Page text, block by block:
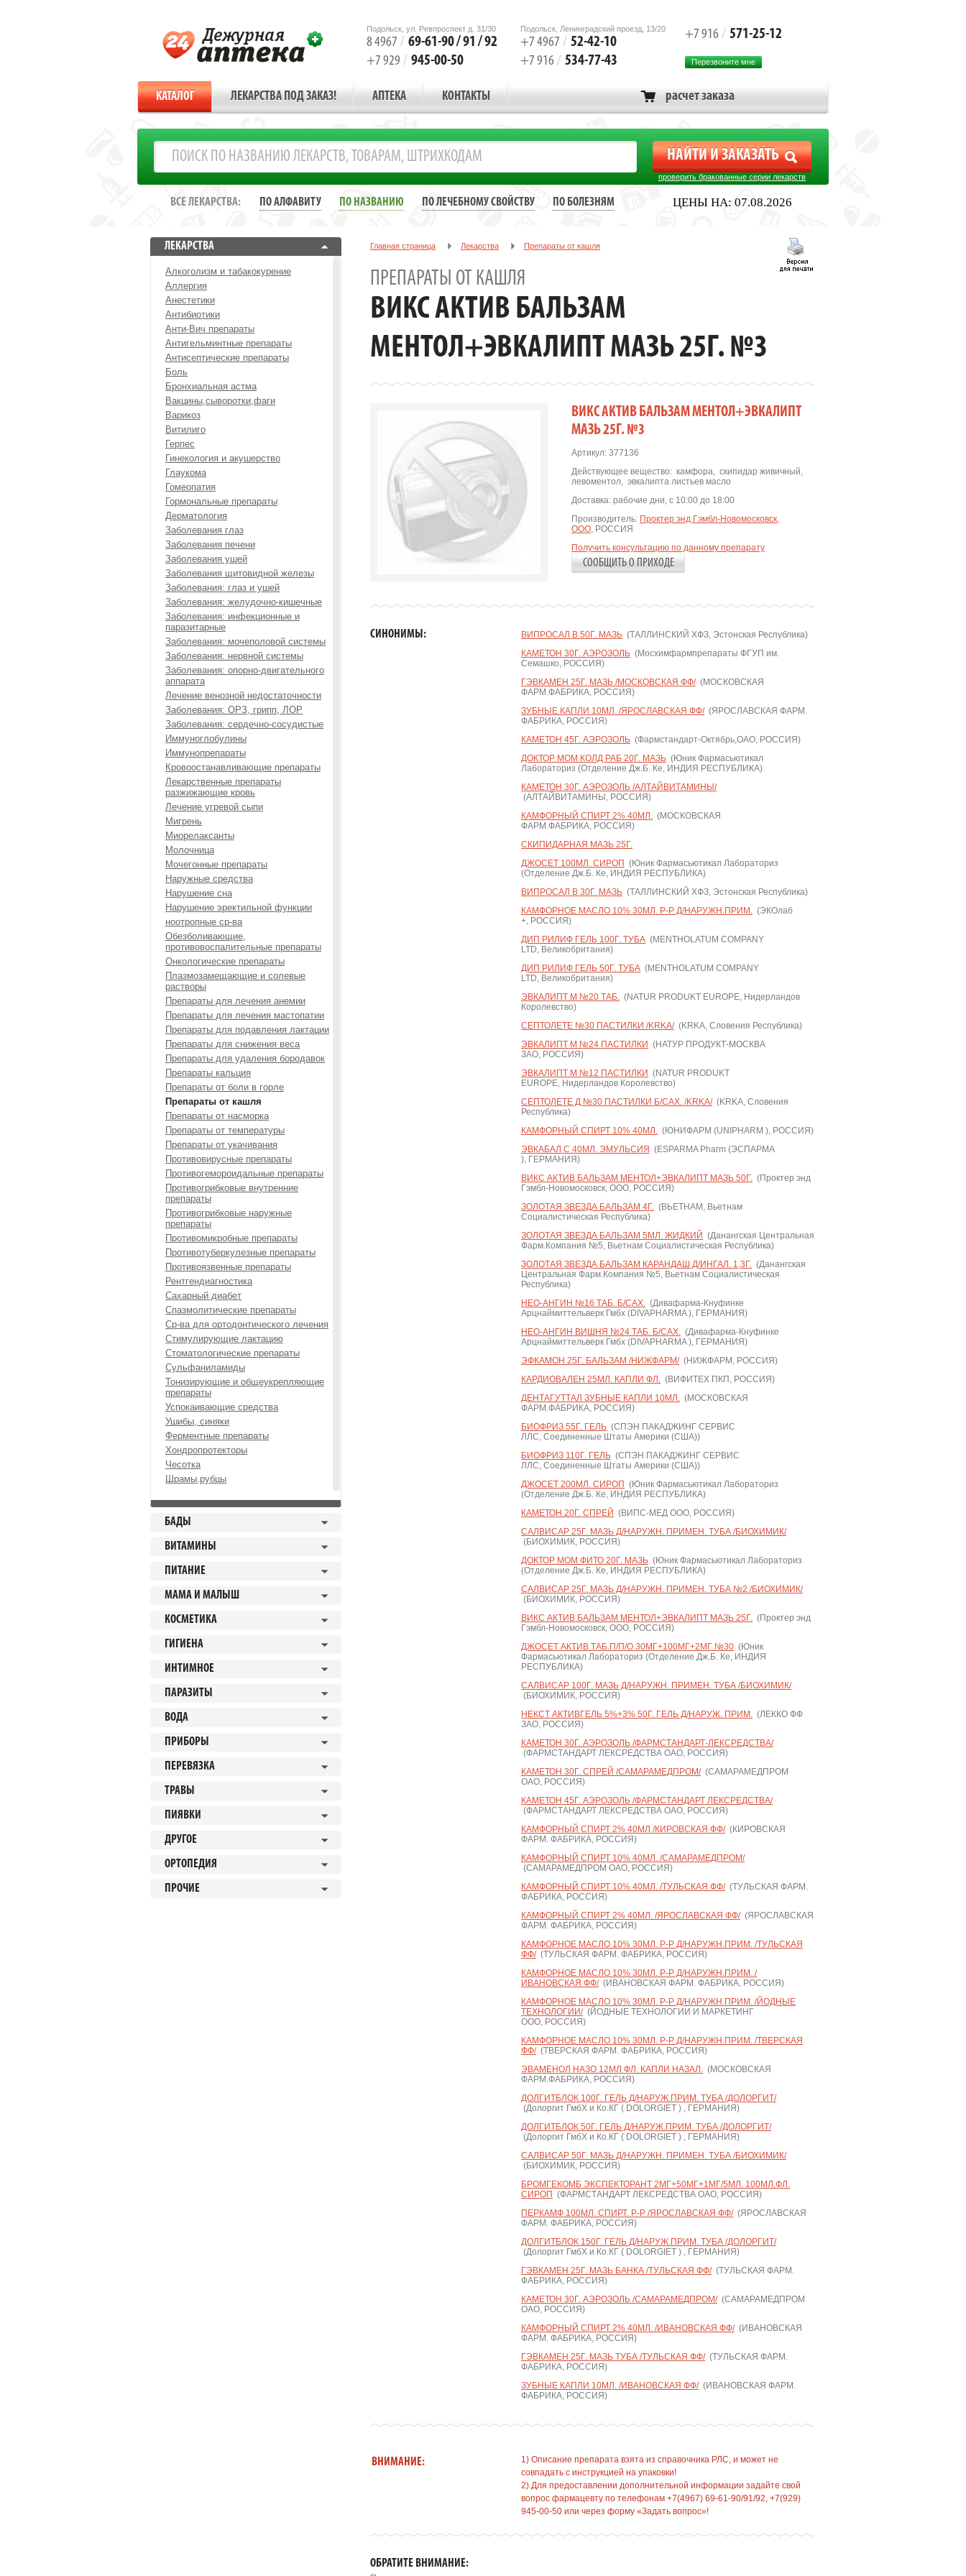
Подольск, ул. Ревпроспект д. 31/30
8 4967 / 69-61-90 / 91 / 92
+7 929 / 945-00-50
Подольск, Ленинградский проезд, 13/20
+7 4967 / 52-42-10
+7 916 / 534-77-43
+7 916 / 571-25-12
Перезвоните мне
КАТАЛОГ ЛЕКАРСТВА ПОД ЗАКАЗ! АПТЕКА КОНТАКТЫ расчет заказа
проверить бракованные серии лекарств
ЦЕНЫ НА: 07.08.2026
ВСЕ ЛЕКАРСТВА: ПО АЛФАВИТУ ПО НАЗВАНИЮ ПО ЛЕЧЕБНОМУ СВОЙСТВУ ПО БОЛЕЗНЯМ
ЛЕКАРСТВА
Алкоголизм и табакокурение
Аллергия
Анестетики
Антибиотики
Анти-Вич препараты
Антигельминтные препараты
Антисептические препараты
Боль
Бронхиальная астма
Вакцины,сыворотки,фаги
Варикоз
Витилиго
Герпес
Гинекология и акушерство
Глаукома
Гомеопатия
Гормональные препараты
Дерматология
Заболевания глаз
Заболевания печени
Заболевания ушей
Заболевания щитовидной железы
Заболевания: глаз и ушей
Заболевания: желудочно-кишечные
Заболевания: инфекционные и
паразитарные
Заболевания: мочеполовой системы
Заболевания: нервной системы
Заболевания: опорно-двигательного
аппарата
Лечение венозной недостаточности
Заболевания: ОРЗ, грипп, ЛОР
Заболевания: сердечно-сосудистые
Иммуноглобулины
Иммунопрепараты
Кровоостанавливающие препараты
Лекарственные препараты
разжижающие кровь
Лечение угревой сыпи
Мигрень
Миорелаксанты
Молочница
Мочегонные препараты
Наружные средства
Нарушение сна
Нарушение эректильной функции
ноотропные ср-ва
Обезболивающие,
противовоспалительные препараты
Онкологические препараты
Плазмозамещающие и солевые
растворы
Препараты для лечения анемии
Препараты для лечения мастопатии
Препараты для подавления лактации
Препараты для снижения веса
Препараты для удаления бородавок
Препараты кальция
Препараты от боли в горле
Препараты от кашля
Препараты от насморка
Препараты от температуры
Препараты от укачивания
Противовирусные препараты
Противогемороидальные препараты
Противогрибковые внутренние
препараты
Противогрибковые наружные
препараты
Противомикробные препараты
Противотуберкулезные препараты
Противоязвенные препараты
Рентгендиагностика
Сахарный диабет
Спазмолитические препараты
Ср-ва для ортодонтического лечения
Стимулирующие лактацию
Стоматологические препараты
Сульфаниламиды
Тонизирующие и общеукрепляющие
препараты
Успокаивающие средства
Ушибы, синяки
Ферментные препараты
Хондропротекторы
Чесотка
Шрамы,рубцы
БАДЫ
ВИТАМИНЫ
ПИТАНИЕ
МАМА И МАЛЫШ
КОСМЕТИКА
ГИГИЕНА
ИНТИМНОЕ
ПАРАЗИТЫ
ВОДА
ПРИБОРЫ
ПЕРЕВЯЗКА
ТРАВЫ
ПИЯВКИ
ДРУГОЕ
ОРТОПЕДИЯ
ПРОЧИЕ
Главная страница Лекарства Препараты от кашля
ПРЕПАРАТЫ ОТ КАШЛЯ
ВИКС АКТИВ БАЛЬЗАМ
МЕНТОЛ+ЭВКАЛИПТ МАЗЬ 25Г. №3
ВИКС АКТИВ БАЛЬЗАМ МЕНТОЛ+ЭВКАЛИПТ
МАЗЬ 25Г. №3
Артикул: 377136
Действующее вещество: камфора, скипидар живичный,
левоментол, эвкалипта листьев масло
Доставка: рабочие дни, с 10:00 до 18:00
Производитель: Проктер энд Гэмбл-Новомосковск,
ООО, РОССИЯ
Получить консультацию по данному препарату
СООБЩИТЬ О ПРИХОДЕ
СИНОНИМЫ: ВИПРОСАЛ В 50Г. МАЗЬ (ТАЛЛИНСКИЙ ХФЗ, Эстонская Республика)
КАМЕТОН 30Г. АЭРОЗОЛЬ (Мосхимфармпрепараты ФГУП им.
Семашко, РОССИЯ)
ГЭВКАМЕН 25Г. МАЗЬ /МОСКОВСКАЯ ФФ/(МОСКОВСКАЯ
ФАРМ.ФАБРИКА, РОССИЯ)
ЗУБНЫЕ КАПЛИ 10МЛ. /ЯРОСЛАВСКАЯ ФФ/(ЯРОСЛАВСКАЯ ФАРМ.
ФАБРИКА, РОССИЯ)
КАМЕТОН 45Г. АЭРОЗОЛЬ (Фармстандарт-Октябрь,ОАО, РОССИЯ)
ДОКТОР МОМ КОЛД РАБ 20Г. МАЗЬ (Юник Фармасьютикал
Лабораториз (Отделение Дж.Б. Ке, ИНДИЯ РЕСПУБЛИКА)
КАМЕТОН 30Г. АЭРОЗОЛЬ /АЛТАЙВИТАМИНЫ/
(АЛТАЙВИТАМИНЫ, РОССИЯ)
КАМФОРНЫЙ СПИРТ 2% 40МЛ. (МОСКОВСКАЯ
ФАРМ.ФАБРИКА, РОССИЯ)
СКИПИДАРНАЯ МАЗЬ 25Г.
ДЖОСЕТ 100МЛ. СИРОП (Юник Фармасьютикал Лабораториз
(Отделение Дж.Б. Ке, ИНДИЯ РЕСПУБЛИКА)
ВИПРОСАЛ В 30Г. МАЗЬ (ТАЛЛИНСКИЙ ХФЗ, Эстонская Республика)
КАМФОРНОЕ МАСЛО 10% 30МЛ. Р-Р Д/НАРУЖН.ПРИМ. (ЭКОлаб
+, РОССИЯ)
ДИП РИЛИФ ГЕЛЬ 100Г. ТУБА (MENTHOLATUM COMPANY
LTD, Великобритания)
ДИП РИЛИФ ГЕЛЬ 50Г. ТУБА (MENTHOLATUM COMPANY
LTD, Великобритания)
ЭВКАЛИПТ М №20 ТАБ. (NATUR PRODUKT EUROPE, Нидерландов
Королевство)
СЕПТОЛЕТЕ №30 ПАСТИЛКИ /KRKA/(KRKA, Словения Республика)
ЭВКАЛИПТ М №24 ПАСТИЛКИ (НАТУР ПРОДУКТ-МОСКВА
ЗАО, РОССИЯ)
ЭВКАЛИПТ М №12 ПАСТИЛКИ (NATUR PRODUKT
EUROPE, Нидерландов Королевство)
СЕПТОЛЕТЕ Д №30 ПАСТИЛКИ Б/САХ. /KRKA/(KRKA, Словения
Республика)
КАМФОРНЫЙ СПИРТ 10% 40МЛ. (ЮНИФАРМ (UNIPHARM ), РОССИЯ)
ЭВКАБАЛ С 40МЛ. ЭМУЛЬСИЯ (ESPARMA Pharm (ЭСПАРМА
), ГЕРМАНИЯ)
ВИКС АКТИВ БАЛЬЗАМ МЕНТОЛ+ЭВКАЛИПТ МАЗЬ 50Г. (Проктер энд
Гэмбл-Новомосковск, ООО, РОССИЯ)
ЗОЛОТАЯ ЗВЕЗДА БАЛЬЗАМ 4Г. (ВЬЕТНАМ, Вьетнам
Социалистическая Республика)
ЗОЛОТАЯ ЗВЕЗДА БАЛЬЗАМ 5МЛ. ЖИДКИЙ (Данангская Центральная
Фарм.Компания №5, Вьетнам Социалистическая Республика)
ЗОЛОТАЯ ЗВЕЗДА БАЛЬЗАМ КАРАНДАШ Д/ИНГАЛ. 1,3Г. (Данангская
Центральная Фарм.Компания №5, Вьетнам Социалистическая
Республика)
НЕО-АНГИН №16 ТАБ. Б/САХ. (Дивафарма-Кнуфинке
Арцнаймиттельверк Гмбх (DIVAPHARMA ), ГЕРМАНИЯ)
НЕО-АНГИН ВИШНЯ №24 ТАБ. Б/САХ. (Дивафарма-Кнуфинке
Арцнаймиттельверк Гмбх (DIVAPHARMA ), ГЕРМАНИЯ)
ЭФКАМОН 25Г. БАЛЬЗАМ /НИЖФАРМ/(НИЖФАРМ, РОССИЯ)
КАРДИОВАЛЕН 25МЛ. КАПЛИ ФЛ. (ВИФИТЕХ ПКП, РОССИЯ)
ДЕНТАГУТТАЛ ЗУБНЫЕ КАПЛИ 10МЛ. (МОСКОВСКАЯ
ФАРМ.ФАБРИКА, РОССИЯ)
БИОФРИЗ 55Г. ГЕЛЬ (СПЭН ПАКАДЖИНГ СЕРВИС
ЛЛС, Соединенные Штаты Америки (США))
БИОФРИЗ 110Г. ГЕЛЬ (СПЭН ПАКАДЖИНГ СЕРВИС
ЛЛС, Соединенные Штаты Америки (США))
ДЖОСЕТ 200МЛ. СИРОП (Юник Фармасьютикал Лабораториз
(Отделение Дж.Б. Ке, ИНДИЯ РЕСПУБЛИКА)
КАМЕТОН 20Г. СПРЕЙ (ВИПС-МЕД ООО, РОССИЯ)
САЛВИСАР 25Г. МАЗЬ Д/НАРУЖН. ПРИМЕН. ТУБА /БИОХИМИК/
(БИОХИМИК, РОССИЯ)
ДОКТОР МОМ ФИТО 20Г. МАЗЬ (Юник Фармасьютикал Лабораториз
(Отделение Дж.Б. Ке, ИНДИЯ РЕСПУБЛИКА)
САЛВИСАР 25Г. МАЗЬ Д/НАРУЖН. ПРИМЕН. ТУБА №2 /БИОХИМИК/
(БИОХИМИК, РОССИЯ)
ВИКС АКТИВ БАЛЬЗАМ МЕНТОЛ+ЭВКАЛИПТ МАЗЬ 25Г. (Проктер энд
Гэмбл-Новомосковск, ООО, РОССИЯ)
ДЖОСЕТ АКТИВ ТАБ.П/П/О 30МГ+100МГ+2МГ №30 (Юник
Фармасьютикал Лабораториз (Отделение Дж.Б. Ке, ИНДИЯ
РЕСПУБЛИКА)
САЛВИСАР 100Г. МАЗЬ Д/НАРУЖН. ПРИМЕН. ТУБА /БИОХИМИК/
(БИОХИМИК, РОССИЯ)
НЕКСТ АКТИВГЕЛЬ 5%+3% 50Г. ГЕЛЬ Д/НАРУЖ. ПРИМ. (ЛЕККО ФФ
ЗАО, РОССИЯ)
КАМЕТОН 30Г. АЭРОЗОЛЬ /ФАРМСТАНДАРТ-ЛЕКСРЕДСТВА/
(ФАРМСТАНДАРТ ЛЕКСРЕДСТВА ОАО, РОССИЯ)
КАМЕТОН 30Г. СПРЕЙ /САМАРАМЕДПРОМ/(САМАРАМЕДПРОМ
ОАО, РОССИЯ)
КАМЕТОН 45Г. АЭРОЗОЛЬ /ФАРМСТАНДАРТ ЛЕКСРЕДСТВА/
(ФАРМСТАНДАРТ ЛЕКСРЕДСТВА ОАО, РОССИЯ)
КАМФОРНЫЙ СПИРТ 2% 40МЛ /КИРОВСКАЯ ФФ/(КИРОВСКАЯ
ФАРМ. ФАБРИКА, РОССИЯ)
КАМФОРНЫЙ СПИРТ 10% 40МЛ. /САМАРАМЕДПРОМ/
(САМАРАМЕДПРОМ ОАО, РОССИЯ)
КАМФОРНЫЙ СПИРТ 10% 40МЛ. /ТУЛЬСКАЯ ФФ/(ТУЛЬСКАЯ ФАРМ.
ФАБРИКА, РОССИЯ)
КАМФОРНЫЙ СПИРТ 2% 40МЛ. /ЯРОСЛАВСКАЯ ФФ/(ЯРОСЛАВСКАЯ
ФАРМ. ФАБРИКА, РОССИЯ)
КАМФОРНОЕ МАСЛО 10% 30МЛ. Р-Р Д/НАРУЖН.ПРИМ. /ТУЛЬСКАЯ
ФФ/(ТУЛЬСКАЯ ФАРМ. ФАБРИКА, РОССИЯ)
КАМФОРНОЕ МАСЛО 10% 30МЛ. Р-Р Д/НАРУЖН.ПРИМ. /
ИВАНОВСКАЯ ФФ/(ИВАНОВСКАЯ ФАРМ. ФАБРИКА, РОССИЯ)
КАМФОРНОЕ МАСЛО 10% 30МЛ. Р-Р Д/НАРУЖН.ПРИМ. /ЙОДНЫЕ
ТЕХНОЛОГИИ/(ЙОДНЫЕ ТЕХНОЛОГИИ И МАРКЕТИНГ
ООО, РОССИЯ)
КАМФОРНОЕ МАСЛО 10% 30МЛ. Р-Р Д/НАРУЖН.ПРИМ. /ТВЕРСКАЯ
ФФ/(ТВЕРСКАЯ ФАРМ. ФАБРИКА, РОССИЯ)
ЭВАМЕНОЛ НАЗО 12МЛ ФЛ. КАПЛИ НАЗАЛ. (МОСКОВСКАЯ
ФАРМ.ФАБРИКА, РОССИЯ)
ДОЛГИТБЛОК 100Г. ГЕЛЬ Д/НАРУЖ.ПРИМ. ТУБА /ДОЛОРГИТ/
(Долоргит ГмбХ и Ко.КГ ( DOLORGIET ) , ГЕРМАНИЯ)
ДОЛГИТБЛОК 50Г. ГЕЛЬ Д/НАРУЖ.ПРИМ. ТУБА /ДОЛОРГИТ/
(Долоргит ГмбХ и Ко.КГ ( DOLORGIET ) , ГЕРМАНИЯ)
САЛВИСАР 50Г. МАЗЬ Д/НАРУЖН. ПРИМЕН. ТУБА /БИОХИМИК/
(БИОХИМИК, РОССИЯ)
БРОМГЕКОМБ ЭКСПЕКТОРАНТ 2МГ+50МГ+1МГ/5МЛ. 100МЛ.ФЛ.
СИРОП (ФАРМСТАНДАРТ ЛЕКСРЕДСТВА ОАО, РОССИЯ)
ПЕРКАМФ 100МЛ. СПИРТ. Р-Р /ЯРОСЛАВСКАЯ ФФ/(ЯРОСЛАВСКАЯ
ФАРМ. ФАБРИКА, РОССИЯ)
ДОЛГИТБЛОК 150Г. ГЕЛЬ Д/НАРУЖ.ПРИМ. ТУБА /ДОЛОРГИТ/
(Долоргит ГмбХ и Ко.КГ ( DOLORGIET ) , ГЕРМАНИЯ)
ГЭВКАМЕН 25Г. МАЗЬ БАНКА /ТУЛЬСКАЯ ФФ/(ТУЛЬСКАЯ ФАРМ.
ФАБРИКА, РОССИЯ)
КАМЕТОН 30Г. АЭРОЗОЛЬ /САМАРАМЕДПРОМ/(САМАРАМЕДПРОМ
ОАО, РОССИЯ)
КАМФОРНЫЙ СПИРТ 2% 40МЛ. /ИВАНОВСКАЯ ФФ/(ИВАНОВСКАЯ
ФАРМ. ФАБРИКА, РОССИЯ)
ГЭВКАМЕН 25Г. МАЗЬ ТУБА /ТУЛЬСКАЯ ФФ/(ТУЛЬСКАЯ ФАРМ.
ФАБРИКА, РОССИЯ)
ЗУБНЫЕ КАПЛИ 10МЛ. /ИВАНОВСКАЯ ФФ/(ИВАНОВСКАЯ ФАРМ.
ФАБРИКА, РОССИЯ)
ВНИМАНИЕ:
1) Описание препарата взята из справочника РЛС, и может не
совпадать с инструкцией на упаковки!
2) Для предоставлении дополнительной информации задайте свой
вопрос фармацевту по телефонам +7(4967) 69-61-90/91/92, +7(929)
945-00-50 или через форму «Задать вопрос»!
ОБРАТИТЕ ВНИМАНИЕ: